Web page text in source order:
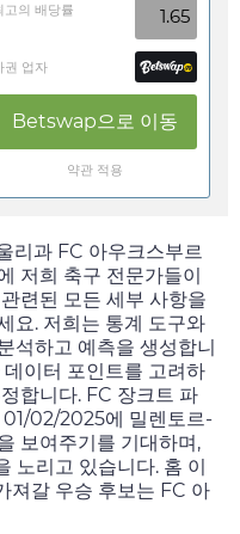
고의 배당률 1.65
권 업자
Betswap으로 이동
약관 적용
리과 FC 아우크스부르
저희 축구 전문가들이
련된 모든 세부 사항을
요. 저희는 통계 도구와
석하고 예측을 생성합니
이터 포인트를 고려하
합니다. FC 장크트 파
01/02/2025에 밀렌토르-
보여주기를 기대하며,
노리고 있습니다. 홈 이
져갈 우승 후보는 FC 아